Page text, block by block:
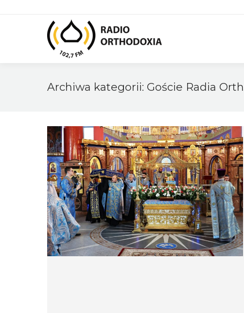
Archiwa kategorii: Goście Radia